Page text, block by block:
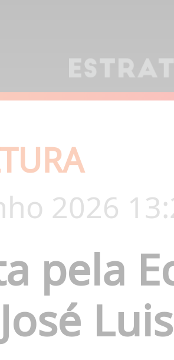
2026
pela